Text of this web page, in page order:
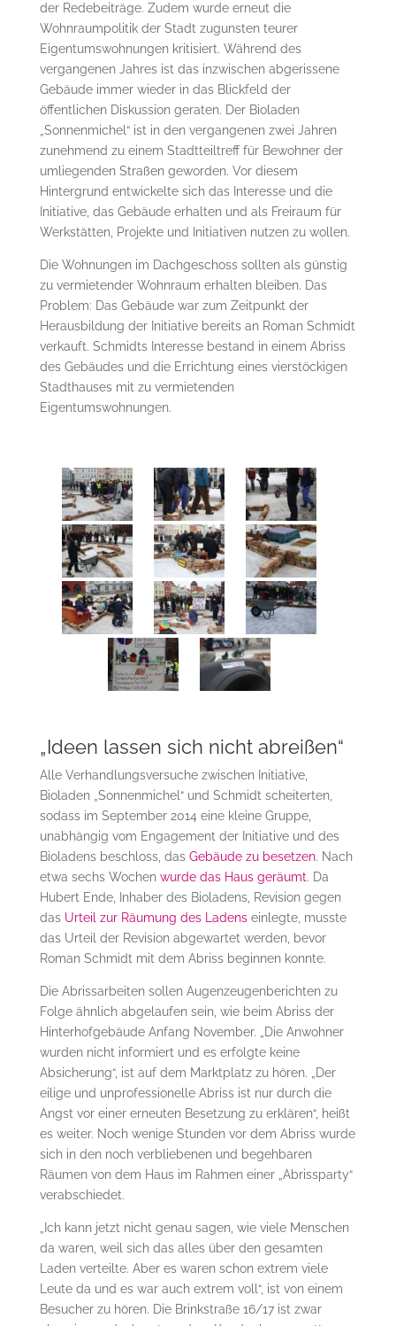
der Redebeiträge. Zudem wurde erneut die
Wohnraumpolitik der Stadt zugunsten teurer
Eigentumswohnungen kritisiert. Während des
vergangenen Jahres ist das inzwischen abgerissene
Gebäude immer wieder in das Blickfeld der
öffentlichen Diskussion geraten. Der Bioladen
„Sonnenmichel“ ist in den vergangenen zwei Jahren
zunehmend zu einem Stadtteiltreff für Bewohner der
umliegenden Straßen geworden. Vor diesem
Hintergrund entwickelte sich das Interesse und die
Initiative, das Gebäude erhalten und als Freiraum für
Werkstätten, Projekte und Initiativen nutzen zu wollen.
Die Wohnungen im Dachgeschoss sollten als günstig
zu vermietender Wohnraum erhalten bleiben. Das
Problem: Das Gebäude war zum Zeitpunkt der
Herausbildung der Initiative bereits an Roman Schmidt
verkauft. Schmidts Interesse bestand in einem Abriss
des Gebäudes und die Errichtung eines vierstöckigen
Stadthauses mit zu vermietenden
Eigentumswohnungen.
„Ideen lassen sich nicht abreißen“
Alle Verhandlungsversuche zwischen Initiative,
Bioladen „Sonnenmichel“ und Schmidt scheiterten,
sodass im September 2014 eine kleine Gruppe,
unabhängig vom Engagement der Initiative und des
Bioladens beschloss, das Gebäude zu besetzen. Nach
etwa sechs Wochen wurde das Haus geräumt. Da
Hubert Ende, Inhaber des Bioladens, Revision gegen
das Urteil zur Räumung des Ladens einlegte, musste
das Urteil der Revision abgewartet werden, bevor
Roman Schmidt mit dem Abriss beginnen konnte.
Die Abrissarbeiten sollen Augenzeugenberichten zu
Folge ähnlich abgelaufen sein, wie beim Abriss der
Hinterhofgebäude Anfang November. „Die Anwohner
wurden nicht informiert und es erfolgte keine
Absicherung“, ist auf dem Marktplatz zu hören. „Der
eilige und unprofessionelle Abriss ist nur durch die
Angst vor einer erneuten Besetzung zu erklären“, heißt
es weiter. Noch wenige Stunden vor dem Abriss wurde
sich in den noch verbliebenen und begehbaren
Räumen von dem Haus im Rahmen einer „Abrissparty“
verabschiedet.
„Ich kann jetzt nicht genau sagen, wie viele Menschen
da waren, weil sich das alles über den gesamten
Laden verteilte. Aber es waren schon extrem viele
Leute da und es war auch extrem voll“, ist von einem
Besucher zu hören. Die Brinkstraße 16/17 ist zwar